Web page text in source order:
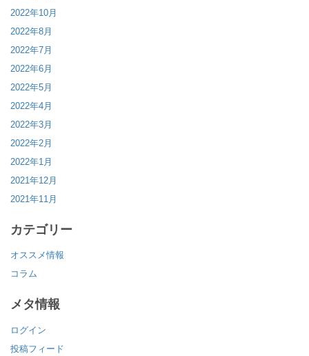
2022年10月
2022年8月
2022年7月
2022年6月
2022年5月
2022年4月
2022年3月
2022年2月
2022年1月
2021年12月
2021年11月
カテゴリー
オススメ情報
コラム
メタ情報
ログイン
投稿フィード